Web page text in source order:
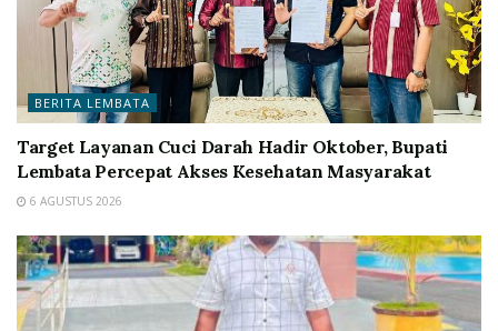
BERITA LEMBATA
Target Layanan Cuci Darah Hadir Oktober, Bupati
Lembata Percepat Akses Kesehatan Masyarakat
6 AGUSTUS 2026